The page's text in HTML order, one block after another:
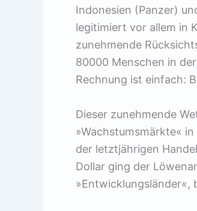
Indonesien (Panzer)
legitimiert vor allem in
zunehmende
80000 Menschen in
Rechnung ist einfach:
Dieser zunehmende
»Wachstumsmärkte«
der letztjährigen
Dollar ging der
»Entwicklungsländer«,